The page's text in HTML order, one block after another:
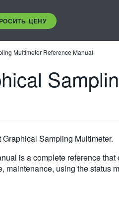
ЦЕНУ
Multimeter Reference Manual
Sampling Multimeter.
is a complete reference
using the status